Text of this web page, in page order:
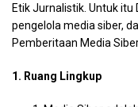
Etik Jurnalistik. Untuk
pengelola media siber,
Pemberitaan Media
1. Ruang Lingkup